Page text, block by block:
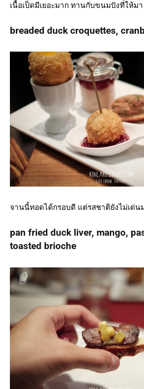
เนื้อเป็ดมีเยอะมาก ทานกับขนมปังที่ให้มา
breaded duck croquettes,
จานนี้ทอดได้กรอบดี แต่รสชาติยังไม่เด่น
pan fried duck liver, mango,
toasted brioche